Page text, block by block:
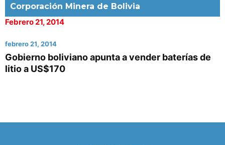
Corporación Minera de Bolivia
Febrero 21, 2014
febrero 21, 2014
Gobierno boliviano apunta a vender baterías de
litio a US$170